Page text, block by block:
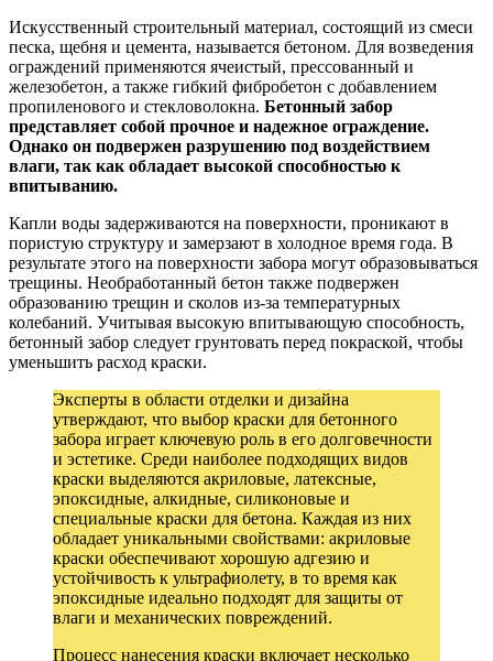
Искусственный строительный материал, состоящий из смеси
песка, щебня и цемента, называется бетоном. Для возведения
ограждений применяются ячеистый, прессованный и
железобетон, а также гибкий фибробетон с добавлением
пропиленового и стекловолокна. Бетонный забор
представляет собой прочное и надежное ограждение.
Однако он подвержен разрушению под воздействием
влаги, так как обладает высокой способностью к
впитыванию.
Капли воды задерживаются на поверхности, проникают в
пористую структуру и замерзают в холодное время года. В
результате этого на поверхности забора могут образовываться
трещины. Необработанный бетон также подвержен
образованию трещин и сколов из-за температурных
колебаний. Учитывая высокую впитывающую способность,
бетонный забор следует грунтовать перед покраской, чтобы
уменьшить расход краски.
Эксперты в области отделки и дизайна
утверждают, что выбор краски для бетонного
забора играет ключевую роль в его долговечности
и эстетике. Среди наиболее подходящих видов
краски выделяются акриловые, латексные,
эпоксидные, алкидные, силиконовые и
специальные краски для бетона. Каждая из них
обладает уникальными свойствами: акриловые
краски обеспечивают хорошую адгезию и
устойчивость к ультрафиолету, в то время как
эпоксидные идеально подходят для защиты от
влаги и механических повреждений.
Процесс нанесения краски включает несколько